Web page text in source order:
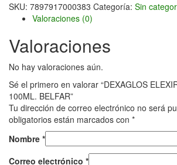
SKU: 7897917000383 Categoría: Sin
Valoraciones (0)
Valoraciones
No hay valoraciones aún.
Sé el primero en valorar “DEXAGLOS
100ML. BELFAR”
Tu dirección de correo electrónico no será
obligatorios están marcados con *
Nombre *
Correo electrónico *